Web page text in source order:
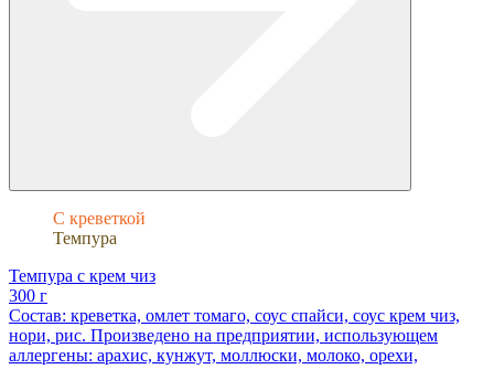
С креветкой
Темпура
Темпура с крем чиз
300 г
Состав: креветка, омлет томаго, соус спайси, соус крем чиз,
нори, рис. Произведено на предприятии, использующем
аллергены: арахис, кунжут, моллюски, молоко, орехи,